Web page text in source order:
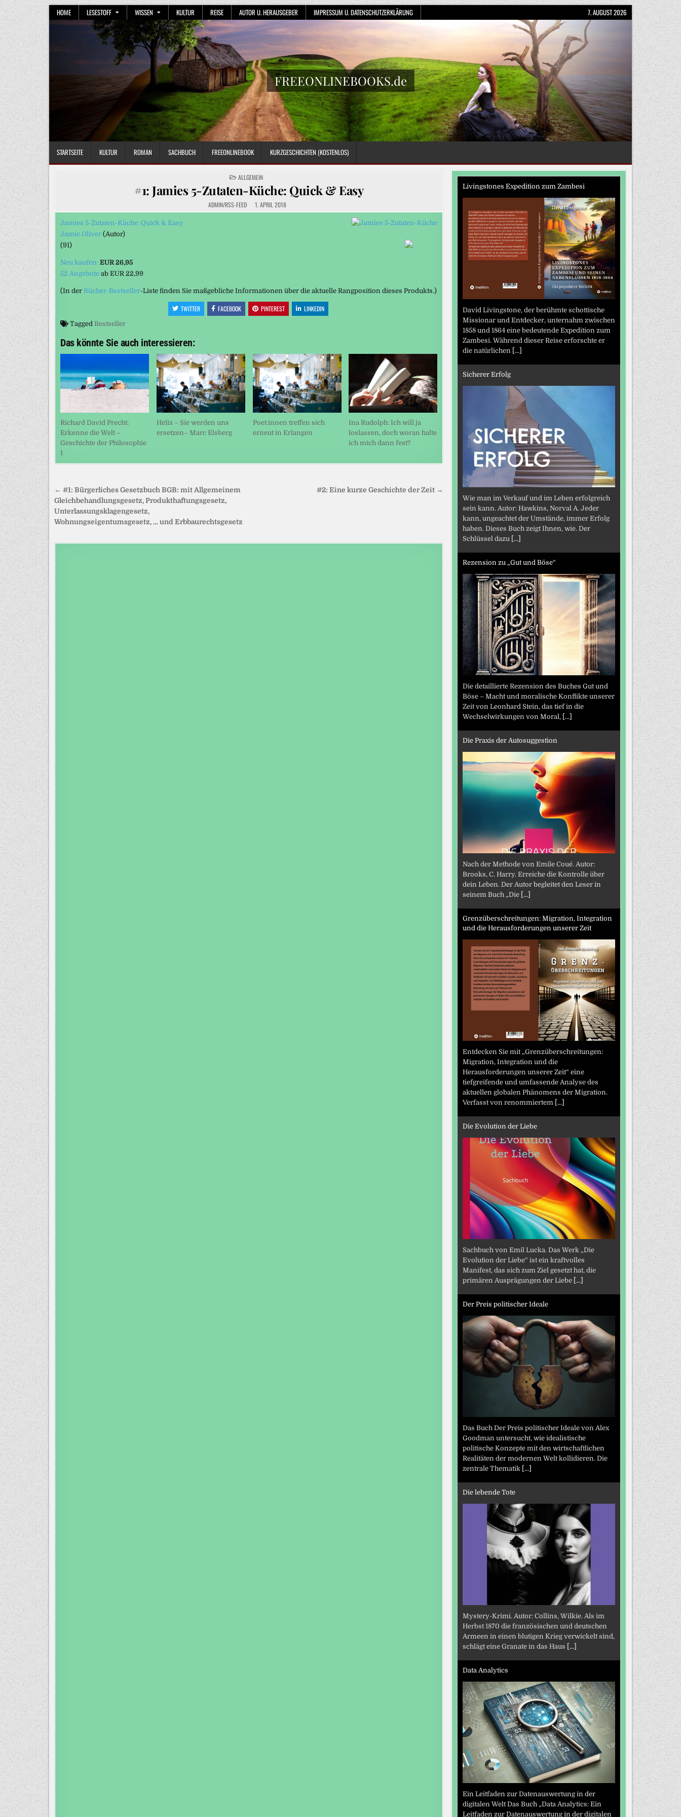
Skip
to
content
HOME LESESTOFF WISSEN KULTUR REISE AUTOR U. HERAUSGEBER IMPRESSUM U. DATENSCHUTZERKLÄRUNG 7. AUGUST 2026
FREEONLINEBOOKS.de
STARTSEITE KULTUR ROMAN SACHBUCH FREEONLINEBOOK KURZGESCHICHTEN (KOSTENLOS)
POSTED
IN
ALLGEMEIN
#1: Jamies 5-Zutaten-Küche: Quick & Easy
ADMIN/RSS-FEED 1. APRIL 2018
Jamies 5-Zutaten-Küche: Quick & Easy
Jamie Oliver (Autor)
(91)
Neu kaufen: EUR 26,95
52 Angebote ab EUR 22,99
(In der Bücher-Bestseller-Liste finden Sie maßgebliche Informationen über die aktuelle Rangposition dieses Produkts.)
TWITTER FACEBOOK PINTEREST LINKEDIN
Tagged Bestseller
Das könnte Sie auch interessieren:
Richard David Precht:
Erkenne die Welt –
Geschichte der Philosophie
1
Helix – Sie werden uns
ersetzen– Marc Elsberg
Poet:innen treffen sich
erneut in Erlangen
Ina Rudolph: Ich will ja
loslassen, doch woran halte
ich mich dann fest?
Beitragsnavigation #2: Eine kurze Geschichte der Zeit →
← #1: Bürgerliches Gesetzbuch BGB: mit Allgemeinem
Gleichbehandlungsgesetz, Produkthaftungsgesetz,
Unterlassungsklagengesetz,
Wohnungseigentumsgesetz, … und Erbbaurechtsgesetz
Livingstones Expedition zum Zambesi
David Livingstone, der berühmte schottische
Missionar und Entdecker, unternahm zwischen
1858 und 1864 eine bedeutende Expedition zum
Zambesi. Während dieser Reise erforschte er
die natürlichen [...]
Sicherer Erfolg
Wie man im Verkauf und im Leben erfolgreich
sein kann. Autor: Hawkins, Norval A. Jeder
kann, ungeachtet der Umstände, immer Erfolg
haben. Dieses Buch zeigt Ihnen, wie. Der
Schlüssel dazu [...]
Rezension zu „Gut und Böse“
Die detaillierte Rezension des Buches Gut und
Böse – Macht und moralische Konflikte unserer
Zeit von Leonhard Stein, das tief in die
Wechselwirkungen von Moral, [...]
Die Praxis der Autosuggestion
Nach der Methode von Emile Coué. Autor:
Brooks, C. Harry. Erreiche die Kontrolle über
dein Leben. Der Autor begleitet den Leser in
seinem Buch „Die [...]
Grenzüberschreitungen: Migration, Integration
und die Herausforderungen unserer Zeit
Entdecken Sie mit „Grenzüberschreitungen:
Migration, Integration und die
Herausforderungen unserer Zeit“ eine
tiefgreifende und umfassende Analyse des
aktuellen globalen Phänomens der Migration.
Verfasst von renommiertem [...]
Die Evolution der Liebe
Sachbuch von Emil Lucka. Das Werk „Die
Evolution der Liebe“ ist ein kraftvolles
Manifest, das sich zum Ziel gesetzt hat, die
primären Ausprägungen der Liebe [...]
Der Preis politischer Ideale
Das Buch Der Preis politischer Ideale von Alex
Goodman untersucht, wie idealistische
politische Konzepte mit den wirtschaftlichen
Realitäten der modernen Welt kollidieren. Die
zentrale Thematik [...]
Die lebende Tote
Mystery-Krimi. Autor: Collins, Wilkie. Als im
Herbst 1870 die französischen und deutschen
Armeen in einen blutigen Krieg verwickelt sind,
schlägt eine Granate in das Haus [...]
Data Analytics
Ein Leitfaden zur Datenauswertung in der
digitalen Welt Das Buch „Data Analytics: Ein
Leitfaden zur Datenauswertung in der digitalen